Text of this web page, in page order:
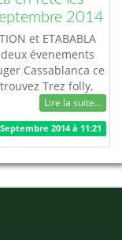
bord plusieurs
de la scène
T…
2014
et ETABABLA
deux évenements
Cassablanca ce
Trez folly,
ateliers de
le vendredi
Adjo'a sika, Kezita,
Mo, pour le
Kezita pour
Lire la suite...
2014 à 11:21